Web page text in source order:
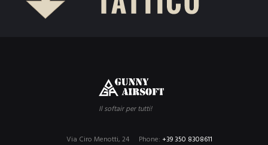
Il softair per tutti!
Phone: +39 350 8308611
Via Ciro Menotti, 24